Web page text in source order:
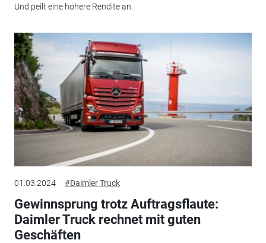
Und peilt eine höhere Rendite an.
01.03.2024 #Daimler Truck
Gewinnsprung trotz Auftragsflaute:
Daimler Truck rechnet mit guten
Geschäften